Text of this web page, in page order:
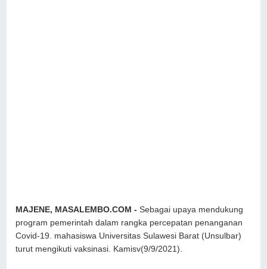
MAJENE, MASALEMBO.COM -Sebagai upaya mendukung
program pemerintah dalam rangka percepatan penanganan
Covid-19. mahasiswa Universitas Sulawesi Barat (Unsulbar)
turut mengikuti vaksinasi. Kamisv(9/9/2021).